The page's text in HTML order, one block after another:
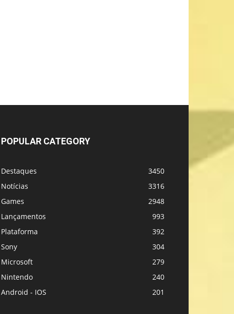
POPULAR CATEGORY
Destaques
3450
Notícias
3316
Games
2948
Lançamentos
993
Plataforma
392
Sony
304
Microsoft
279
Nintendo
240
Android - IOS
201